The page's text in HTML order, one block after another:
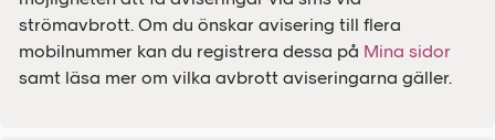
strömavbrott. Om du önskar avisering till flera
mobilnummer kan du registrera dessa på Mina sidor
samt läsa mer om vilka avbrott aviseringarna gäller.